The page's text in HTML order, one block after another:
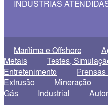
INDÚSTRIAS
Marítima e Offshore
Metais
Testes,
Entretenimento
Extrusão
Mineração
Gás
Industrial